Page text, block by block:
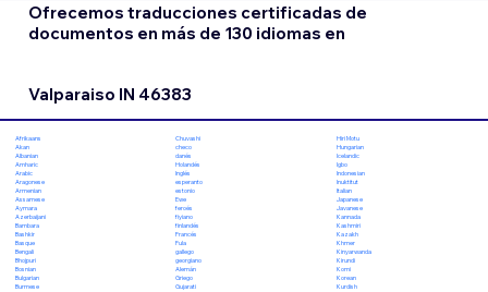
Ofrecemos traducciones certificadas de
documentos en más de 130 idiomas en
Valparaiso IN 46383
Afrikaans
Akan
Albanian
Amharic
Arabic
Aragonese
Armenian
Assamese
Aymara
Azerbaijani
Bambara
Bashkir
Basque
Bengali
Bhojpuri
Bosnian
Bulgarian
Burmese
Chuvashi
checo
danés
Holandés
Inglés
esperanto
estonio
Ewe
feroés
fiyiano
finlandés
Francés
Fula
gallego
georgiano
Alemán
Griego
Gujarati
Hiri Motu
Hungarian
Icelandic
Igbo
Indonesian
Inuktitut
Italian
Japanese
Javanese
Kannada
Kashmiri
Kazakh
Khmer
Kinyarwanda
Kirundi
Komi
Korean
Kurdish